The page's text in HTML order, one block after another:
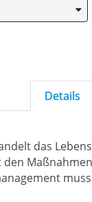
Details
das